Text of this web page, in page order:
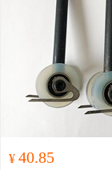
¥ 40.85